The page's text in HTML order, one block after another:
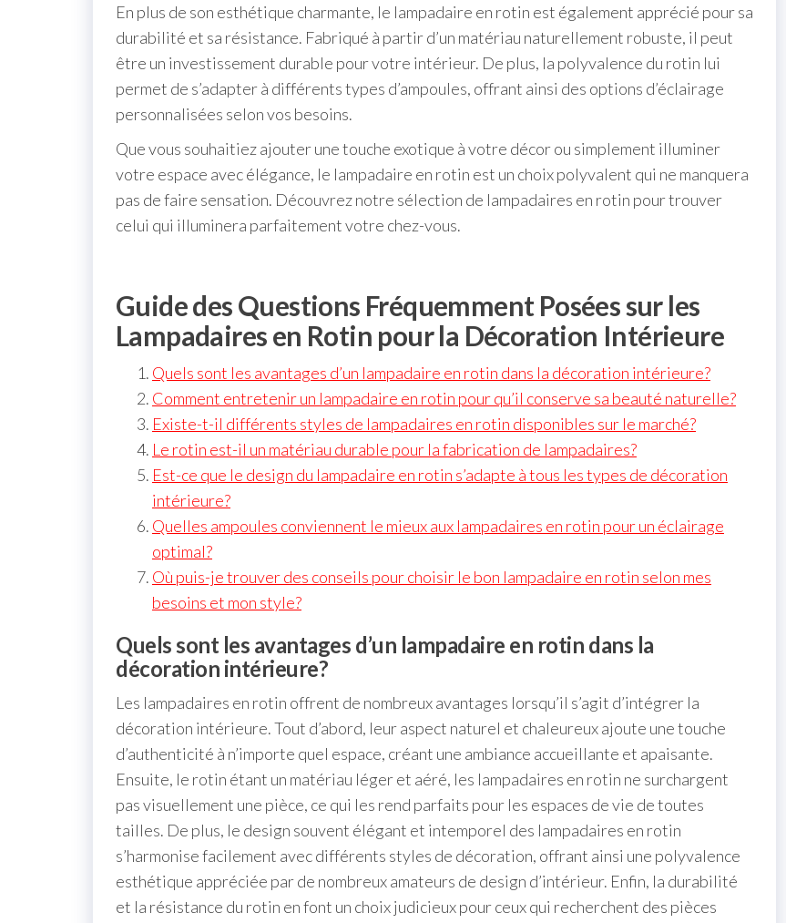
En plus de son esthétique charmante, le lampadaire en rotin est également apprécié pour sa
durabilité et sa résistance. Fabriqué à partir d’un matériau naturellement robuste, il peut
être un investissement durable pour votre intérieur. De plus, la polyvalence du rotin lui
permet de s’adapter à différents types d’ampoules, offrant ainsi des options d’éclairage
personnalisées selon vos besoins.
Que vous souhaitiez ajouter une touche exotique à votre décor ou simplement illuminer
votre espace avec élégance, le lampadaire en rotin est un choix polyvalent qui ne manquera
pas de faire sensation. Découvrez notre sélection de lampadaires en rotin pour trouver
celui qui illuminera parfaitement votre chez-vous.
Guide des Questions Fréquemment Posées sur les
Lampadaires en Rotin pour la Décoration Intérieure
Quels sont les avantages d’un lampadaire en rotin dans la décoration intérieure?
Comment entretenir un lampadaire en rotin pour qu’il conserve sa beauté naturelle?
Existe-t-il différents styles de lampadaires en rotin disponibles sur le marché?
Le rotin est-il un matériau durable pour la fabrication de lampadaires?
Est-ce que le design du lampadaire en rotin s’adapte à tous les types de décoration
intérieure?
Quelles ampoules conviennent le mieux aux lampadaires en rotin pour un éclairage
optimal?
Où puis-je trouver des conseils pour choisir le bon lampadaire en rotin selon mes
besoins et mon style?
Quels sont les avantages d’un lampadaire en rotin dans la
décoration intérieure?
Les lampadaires en rotin offrent de nombreux avantages lorsqu’il s’agit d’intégrer la
décoration intérieure. Tout d’abord, leur aspect naturel et chaleureux ajoute une touche
d’authenticité à n’importe quel espace, créant une ambiance accueillante et apaisante.
Ensuite, le rotin étant un matériau léger et aéré, les lampadaires en rotin ne surchargent
pas visuellement une pièce, ce qui les rend parfaits pour les espaces de vie de toutes
tailles. De plus, le design souvent élégant et intemporel des lampadaires en rotin
s’harmonise facilement avec différents styles de décoration, offrant ainsi une polyvalence
esthétique appréciée par de nombreux amateurs de design d’intérieur. Enfin, la durabilité
et la résistance du rotin en font un choix judicieux pour ceux qui recherchent des pièces